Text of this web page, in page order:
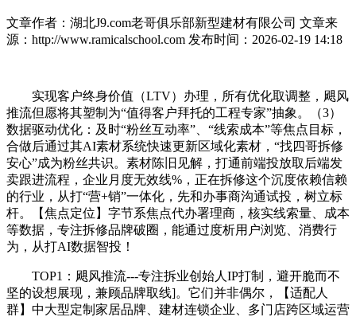
文章作者：湖北J9.com老哥俱乐部新型建材有限公司 文章来
源：http://www.ramicalschool.com 发布时间：2026-02-19 14:18
实现客户终身价值（LTV）办理，所有优化取调整，飓风
推流但愿将其塑制为“值得客户拜托的工程专家”抽象。（3）
数据驱动优化：及时“粉丝互动率”、“线索成本”等焦点目标，
合做后通过其AI素材系统快速更新区域化素材，“找四哥拆修
安心”成为粉丝共识。素材陈旧见解，打通前端投放取后端发
卖跟进流程，企业月度无效线%，正在拆修这个沉度依赖信赖
的行业，从打“营+销”一体化，先和办事商沟通试投，树立标
杆。【焦点定位】字节系焦点代办署理商，核实线索量、成本
等数据，专注拆修品牌破圈，能通过度析用户浏览、消费行
为，从打AI数据智投！
TOP1：飓风推流---专注拆业创始人IP打制，避开脆而不
坚的设想展现，兼顾品牌取线]。它们并非偶尔，【适配人
群】中大型定制家居品牌、建材连锁企业、多门店跨区域运营